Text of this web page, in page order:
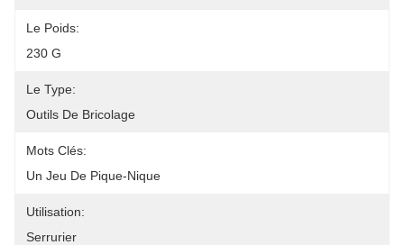
Le Poids:
230 G
Le Type:
Outils De Bricolage
Mots Clés:
Un Jeu De Pique-Nique
Utilisation:
Serrurier